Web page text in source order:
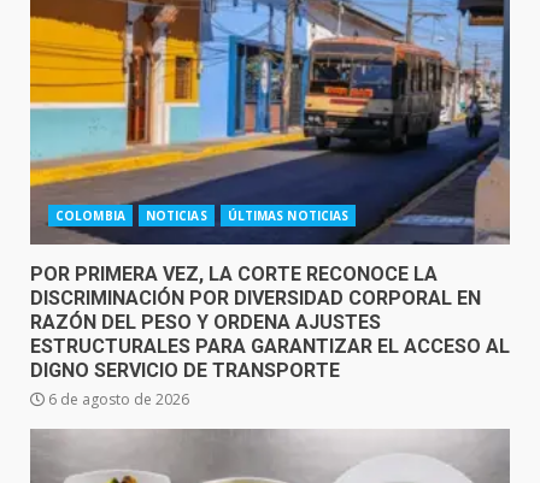
COLOMBIA NOTICIAS ÚLTIMAS NOTICIAS
POR PRIMERA VEZ, LA CORTE RECONOCE LA
DISCRIMINACIÓN POR DIVERSIDAD CORPORAL EN
RAZÓN DEL PESO Y ORDENA AJUSTES
ESTRUCTURALES PARA GARANTIZAR EL ACCESO AL
DIGNO SERVICIO DE TRANSPORTE
6 de agosto de 2026